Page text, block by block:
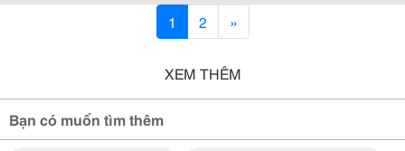
1 2 »
XEM THÊM
Bạn có muốn tìm thêm